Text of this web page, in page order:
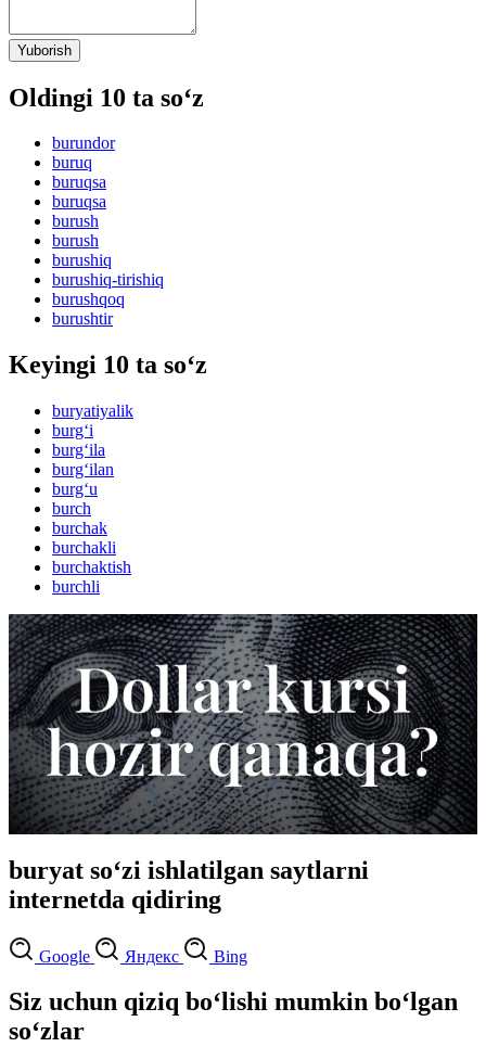
Yuborish
Oldingi 10 ta so‘z
burundor
buruq
buruqsa
buruqsa
burush
burush
burushiq
burushiq-tirishiq
burushqoq
burushtir
Keyingi 10 ta so‘z
buryatiyalik
burg‘i
burg‘ila
burg‘ilan
burg‘u
burch
burchak
burchakli
burchaktish
burchli
buryat so‘zi ishlatilgan saytlarni
internetda qidiring
Google Яндекс Bing
Siz uchun qiziq bo‘lishi mumkin bo‘lgan
so‘zlar